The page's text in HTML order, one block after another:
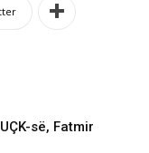
së, Fatmir